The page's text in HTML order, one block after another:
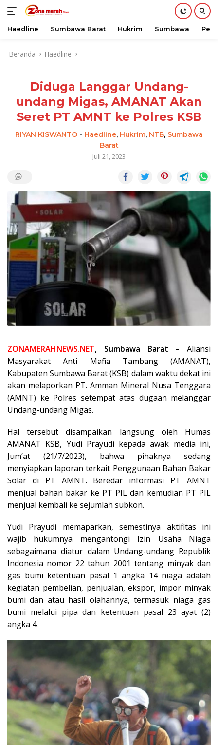
Haedline Sumbawa Barat Hukrim Sumbawa
Beranda Haedline
Diduga Langgar Undang-
undang Migas, AMANAT Akan
Seret PT AMNT ke Polres KSB
RIYAN KISWANTO - Haedline, Hukrim, NTB, Sumbawa
Barat
Juli 21, 2023
ZONAMERAHNEWS.NET, Sumbawa Barat – Aliansi
Masyarakat Anti Mafia Tambang (AMANAT),
Kabupaten Sumbawa Barat (KSB) dalam waktu dekat ini
akan melaporkan PT. Amman Mineral Nusa Tenggara
(AMNT) ke Polres setempat atas dugaan melanggar
Undang-undang Migas.
Hal tersebut disampaikan langsung oleh Humas
AMANAT KSB, Yudi Prayudi kepada awak media ini,
Jum’at (21/7/2023), bahwa pihaknya sedang
menyiapkan laporan terkait Penggunaan Bahan Bakar
Solar di PT AMNT. Beredar informasi PT AMNT
menjual bahan bakar ke PT PIL dan kemudian PT PIL
menjual kembali ke sejumlah subkon.
Yudi Prayudi memaparkan, semestinya aktifitas ini
wajib hukumnya mengantongi Izin Usaha Niaga
sebagaimana diatur dalam Undang-undang Republik
Indonesia nomor 22 tahun 2001 tentang minyak dan
gas bumi ketentuan pasal 1 angka 14 niaga adalah
kegiatan pembelian, penjualan, ekspor, impor minyak
bumi dan atau hasil olahannya, termasuk niaga gas
bumi melalui pipa dan ketentuan pasal 23 ayat (2)
angka 4.